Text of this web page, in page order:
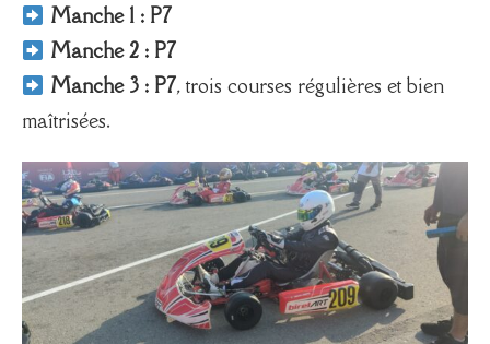
Manche 1 : P7
Manche 2 : P7
Manche 3 : P7, trois courses régulières et bien
maîtrisées.